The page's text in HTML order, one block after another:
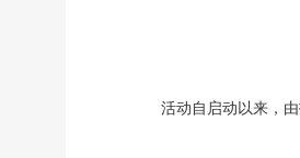
活动自启动以来，